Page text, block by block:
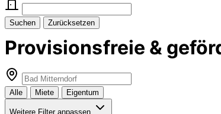
Suchen Zurücksetzen
Provisionsfreie &
Alle Miete Eigentum
Weitere Filter anpassen